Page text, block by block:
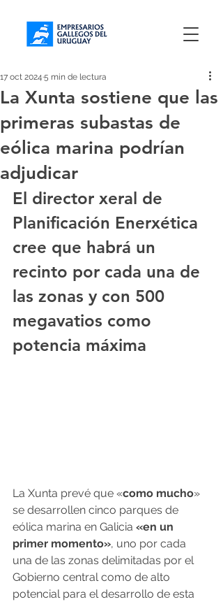
La Xunta sostiene que las
primeras subastas de
eólica marina podrían
adjudicar
17 oct 2024 5 min de lectura
El director xeral de
Planificación Enerxética
cree que habrá un
recinto por cada una de
las zonas y con 500
megavatios como
potencia máxima
La Xunta prevé que «como mucho»
se desarrollen cinco parques de
eólica marina en Galicia «en un
primer momento», uno por cada
una de las zonas delimitadas por el
Gobierno central como de alto
potencial para el desarrollo de esta